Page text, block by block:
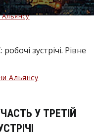
Альянсу
У ТРЕТІЙ